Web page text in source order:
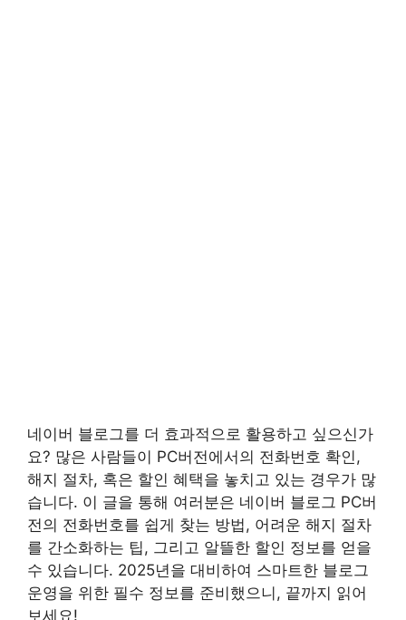
네이버 블로그를 더 효과적으로 활용하고 싶으신가
요? 많은 사람들이 PC버전에서의 전화번호 확인,
해지 절차, 혹은 할인 혜택을 놓치고 있는 경우가 많
습니다. 이 글을 통해 여러분은 네이버 블로그 PC버
전의 전화번호를 쉽게 찾는 방법, 어려운 해지 절차
를 간소화하는 팁, 그리고 알뜰한 할인 정보를 얻을
수 있습니다. 2025년을 대비하여 스마트한 블로그
운영을 위한 필수 정보를 준비했으니, 끝까지 읽어
보세요!